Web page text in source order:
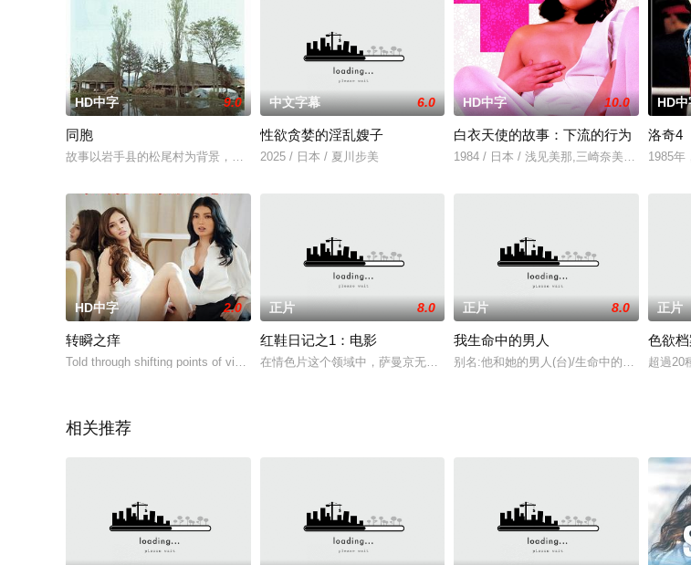
HD中字 9.0
同胞
故事以岩手县的松尾村为背景，讲述东京统一剧团的统筹河野秀子(倍赏千惠子)到访当地，希望游说青年会合作制作一出
中文字幕 6.0
性欲贪婪的淫乱嫂子
2025 / 日本 / 夏川步美
HD中字 10.0
白衣天使的故事：下流的行为
1984 / 日本 / 浅见美那,三崎奈美,深見博,野
HD中
洛奇4
1985年
HD中字 2.0
转瞬之痒
Told through shifting points of view, a single dare among friends
正片 8.0
红鞋日记之1：电影
在情色片这个领域中，萨曼京无疑OK称之为大师。脍炙人口的名作就有嗳祢九周
正片 8.0
我生命中的男人
别名:他和她的男人(台)/生命中的男人/命中注
正片
色欲
超過20
相关推荐